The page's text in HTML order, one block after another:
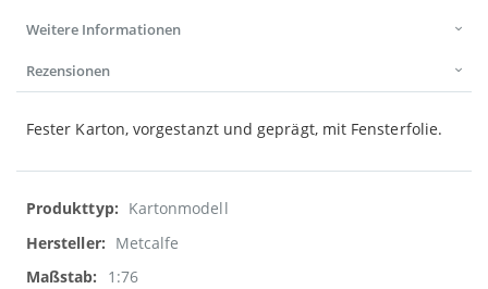
Weitere Informationen
Rezensionen
Fester Karton, vorgestanzt und geprägt, mit Fensterfolie.
Weitere
Informationen
Kartonmodell
Metcalfe
1:76